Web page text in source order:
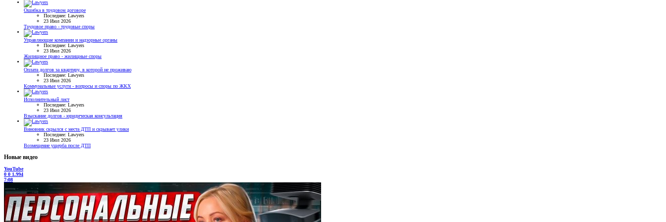
Ошибка в трудовом договоре
Последнее: Lawyers
23 Июл 2026
Трудовое право - трудовые споры
Управляющие компании и надзорные органы
Последнее: Lawyers
23 Июл 2026
Жилищное право - жилищные споры
Оплата долгов за квартиру, в которой не проживаю
Последнее: Lawyers
23 Июл 2026
Коммунальные услуги - вопросы и споры по ЖКХ
Исполнительный лист
Последнее: Lawyers
23 Июл 2026
Взыскание долгов - юридическая консультация
Виновник скрылся с места ДТП и скрывает улики
Последнее: Lawyers
23 Июл 2026
Возмещение ущерба после ДТП
Новые видео
YouTube
0 0 1.994
7:08